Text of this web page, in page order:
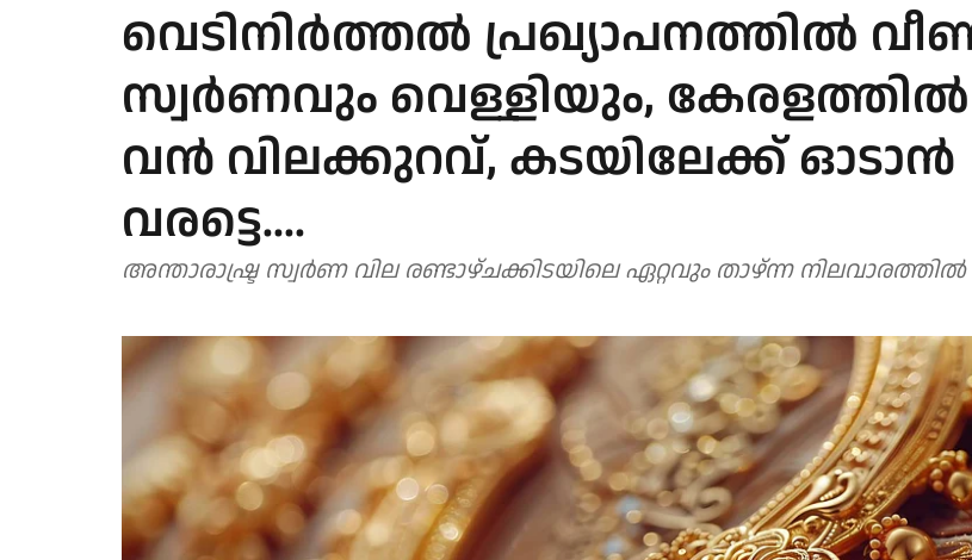
വെടിനിര്‍ത്തല്‍ പ്രഖ്യാപനത്തില്‍
സ്വര്‍ണവും വെള്ളിയും, കേരളത്തില്‍
വന്‍ വിലക്കുറവ്, കടയിലേക്ക് ഓടാന്‍
വരട്ടെ....
അന്താരാഷ്ട്ര സ്വര്‍ണ വില രണ്ടാഴ്ചക്കിടയിലെ ഏറ്റവും താഴ്ന്ന നിലവാരത്തില്‍